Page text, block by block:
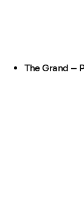
The Grand –